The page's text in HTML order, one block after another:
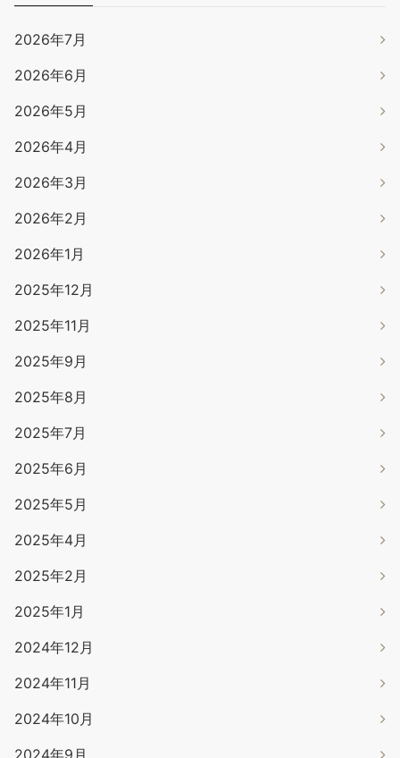
2026年7月
2026年6月
2026年5月
2026年4月
2026年3月
2026年2月
2026年1月
2025年12月
2025年11月
2025年9月
2025年8月
2025年7月
2025年6月
2025年5月
2025年4月
2025年2月
2025年1月
2024年12月
2024年11月
2024年10月
2024年9月